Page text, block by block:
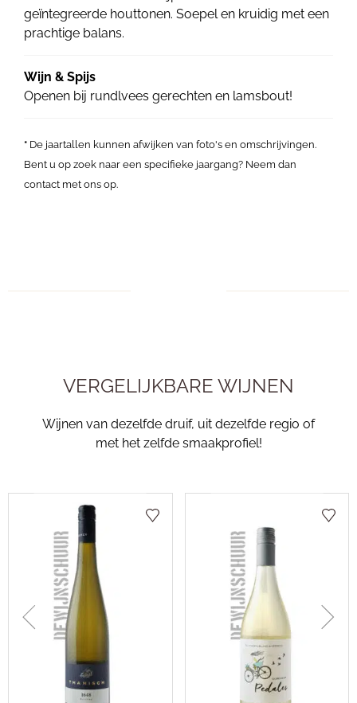
geïntegreerde houttonen. Soepel en kruidig met een
prachtige balans.
Wijn & Spijs
Openen bij rundlvees gerechten en lamsbout!
* De jaartallen kunnen afwijken van foto's en omschrijvingen.
Bent u op zoek naar een specifieke jaargang? Neem dan
contact met ons op.
VERGELIJKBARE WIJNEN
Wijnen van dezelfde druif, uit dezelfde regio of
met het zelfde smaakprofiel!